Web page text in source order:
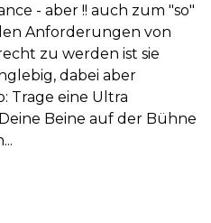
- aber !! auch zum "so"
Anforderungen von
zu werden ist sie
dabei aber
Trage eine Ultra
Beine auf der Bühne